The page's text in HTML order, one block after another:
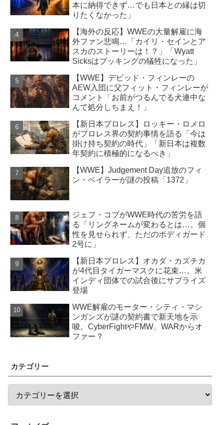
本に納得できず…でも日本との縁は切
りたくなかった」
【海外の反応】WWEの大量解雇に海
外ファン悲鳴…「カイリ・セインとア
スカのストーリーは！？」「Wyatt
Sicksはブッキングの犠牲になった」
【WWE】デビッド・フィンレーの
AEW入団に父フィット・フィンレーが
コメント「お前がつるんでる犬連中な
んて処分しちまえ！」
【新日本プロレス】ロッキー・ロメロ
がプロレス界の契約事情を語る「今は
掛け持ち契約の時代」「新日本は複数
年契約に積極的になるべき」
【WWE】Judgement Day追放のフィ
ン・ベイラーが謎の投稿「1372」
ジェフ・コブがWWE時代の苦労を語
る「リングネームが変わるとは…。個
性を見せられず、ただのボディガード
2号に」
【新日本プロレス】オカダ・カズチカ
が4代目タイガーマスクに花束…。米
インディ団体での試合後にサプライズ
登場
WWE解雇のモーター・シティ・マシ
ンガンズが謎の契約書で新天地を示
唆。CyberFightやFMW、WARからオ
ファー？
カテゴリー